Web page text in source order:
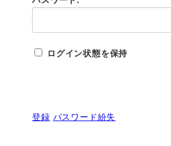
ログイン状態を保持
登録 パスワード紛失